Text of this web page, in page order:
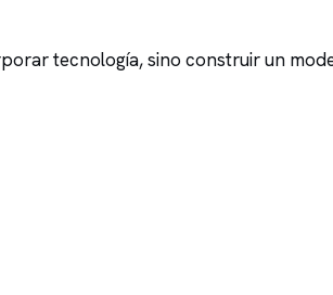
tecnología, sino construir un